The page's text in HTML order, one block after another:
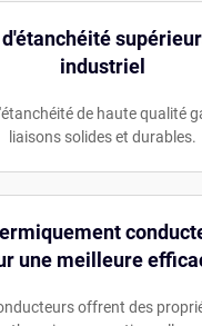
industriel
de haute qualité
liaisons solides et durables.
une meilleure
offrent des